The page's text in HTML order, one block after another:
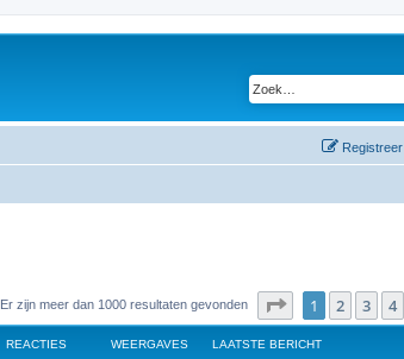
Registreer
Er zijn meer dan 1000 resultaten gevonden Pagina1 van 20
1 2 3 4
REACTIES WEERGAVES LAATSTE BERICHT